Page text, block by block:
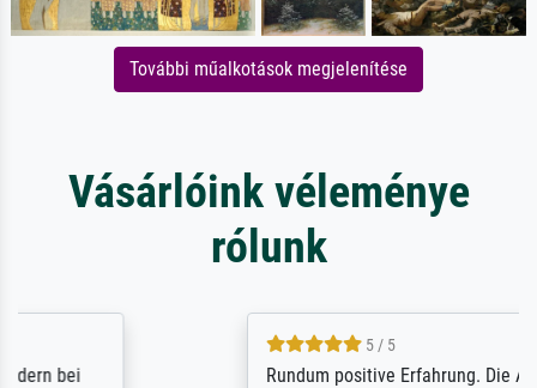
További műalkotások megjelenítése
Vásárlóink véleménye
rólunk
Rundum positive Erfahrung. Die Ausführung